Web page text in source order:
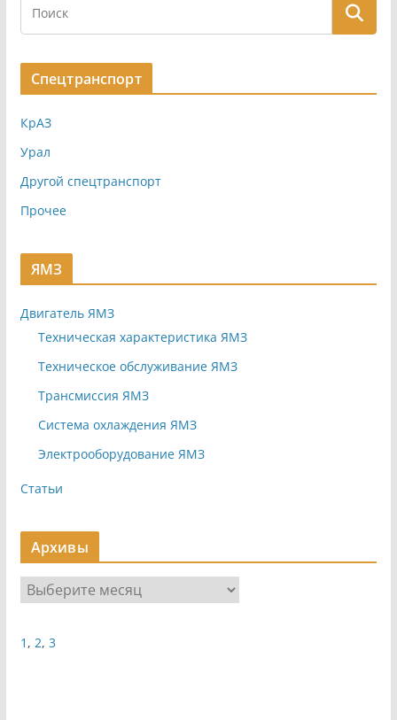
Спецтранспорт
КрАЗ
Урал
Другой спецтранспорт
Прочее
ЯМЗ
Двигатель ЯМЗ
Техническая характеристика ЯМЗ
Техническое обслуживание ЯМЗ
Трансмиссия ЯМЗ
Система охлаждения ЯМЗ
Электрооборудование ЯМЗ
Статьи
Архивы
р
и
1 , 2, 3